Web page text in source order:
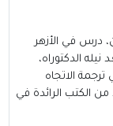
الأردن، درس في الأزهر
الدكتوراه،
الاتجاه
من الكتب الرائدة في